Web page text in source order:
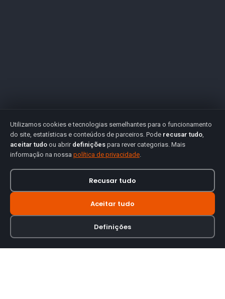
Utilizamos cookies e tecnologias semelhantes para o funcionamento
do site, estatísticas e conteúdos de parceiros. Pode recusar tudo,
aceitar tudo ou abrir definições para rever categorias. Mais
informação na nossa política de privacidade.
Recusar tudo
Aceitar tudo
Definições